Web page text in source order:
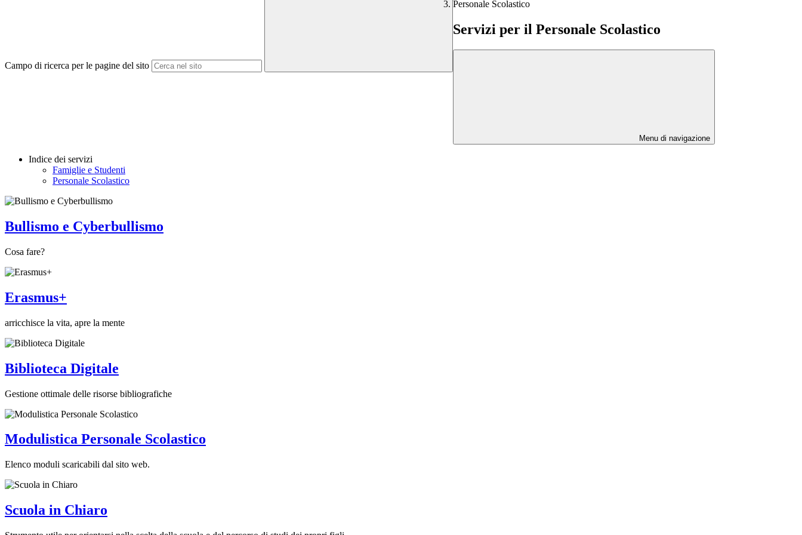
Campo di ricerca per le pagine del sito
Personale Scolastico
Servizi per il Personale Scolastico
Menu di navigazione
Indice dei servizi
Famiglie e Studenti
Personale Scolastico
Bullismo e Cyberbullismo
Cosa fare?
Erasmus+
arricchisce la vita, apre la mente
Biblioteca Digitale
Gestione ottimale delle risorse bibliografiche
Modulistica Personale Scolastico
Elenco moduli scaricabili dal sito web.
Scuola in Chiaro